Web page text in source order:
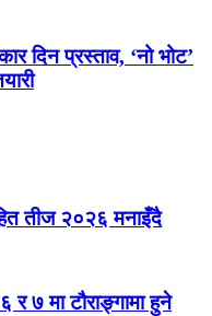
दिन प्रस्ताव, ‘नो भोट’
तीज २०२६ मनाइँदै
७ मा टौराङ्गामा हुने